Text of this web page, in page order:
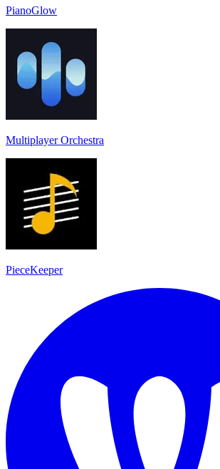
PianoGlow
Multiplayer Orchestra
PieceKeeper